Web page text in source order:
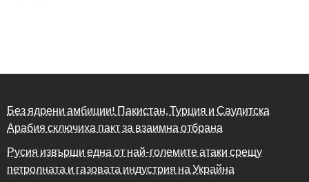
Без ядрени амбиции! Пакистан, Турция и Саудитска
Арабия сключиха пакт за взаимна отбрана
Русия извърши една от най-големите атаки срещу
петролната и газовата индустрия на Украйна